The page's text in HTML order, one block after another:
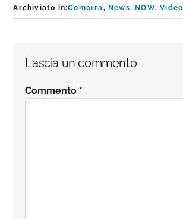
Archiviato in:Gomorra, News, NOW,Video
Interazioni
del
Lascia un commento
Commento *